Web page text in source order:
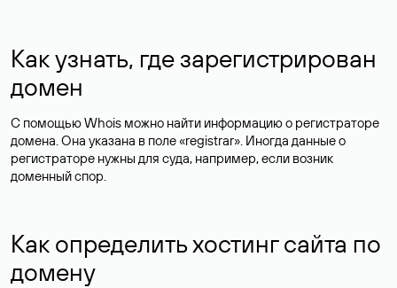
Как узнать, где зарегистрирован
домен
С помощью Whois можно найти информацию о регистраторе
домена. Она указана в поле «registrar». Иногда данные о
регистраторе нужны для суда, например, если возник
доменный спор.
Как определить хостинг сайта по
домену